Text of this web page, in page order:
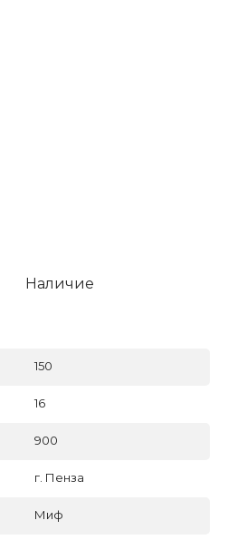
Наличие
150
16
900
г. Пенза
Миф